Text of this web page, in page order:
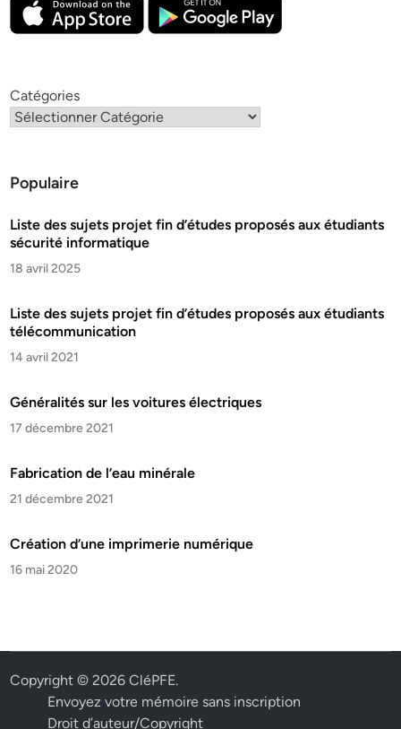
Catégories
Populaire
Liste des sujets projet fin d’études proposés aux étudiants
sécurité informatique
18 avril 2025
Liste des sujets projet fin d’études proposés aux étudiants
télécommunication
14 avril 2021
Généralités sur les voitures électriques
17 décembre 2021
Fabrication de l’eau minérale
21 décembre 2021
Création d’une imprimerie numérique
16 mai 2020
Copyright © 2026CléPFE.
Envoyez votre mémoire sans inscription
Droit d’auteur/Copyright